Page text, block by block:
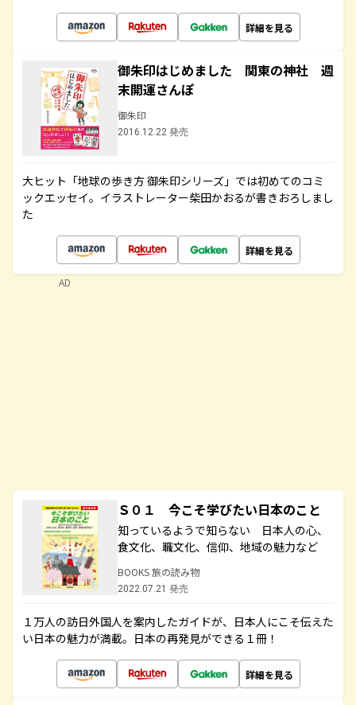
詳細を見る
御朱印はじめました 関東の神社 週
末開運さんぽ
御朱印
2016.12.22 発売
大ヒット「地球の歩き方 御朱印シリーズ」では初めてのコミ
ックエッセイ。イラストレーター柴田かおるが書きおろしまし
た
詳細を見る
Ｓ０１ 今こそ学びたい日本のこと
知っているようで知らない 日本人の心、
食文化、職文化、信仰、地域の魅力など
BOOKS 旅の読み物
2022.07.21 発売
１万人の訪日外国人を案内したガイドが、日本人にこそ伝えた
い日本の魅力が満載。日本の再発見ができる１冊！
詳細を見る
AD